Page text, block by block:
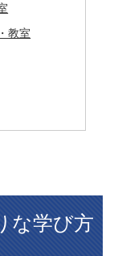
教室
な学び方